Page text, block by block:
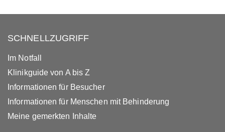
SCHNELLZUGRIFF
Im Notfall
Klinikguide von A bis Z
Informationen für Besucher
Informationen für Menschen mit Behinderung
Meine gemerkten Inhalte